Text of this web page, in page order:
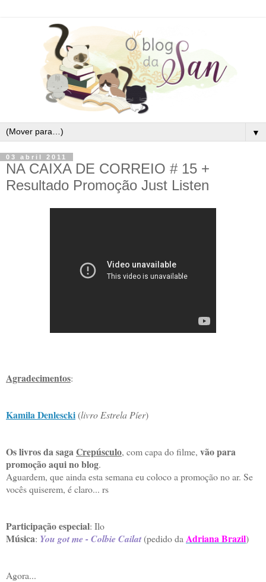
▼
03 abril 2011
NA CAIXA DE CORREIO # 15 +
Resultado Promoção Just Listen
Agradecimentos:
Kamila Denlescki(livro Estrela Píer)
Os livros da saga Crepúsculo, com capa do filme, vão para
promoção aqui no blog.
Aguardem, que ainda esta semana eu coloco a promoção no ar. Se
vocês quiserem, é claro... rs
Participação especial: Ilo
Música: You got me - Colbie Cailat(pedido da Adriana Brazil)
Agora...